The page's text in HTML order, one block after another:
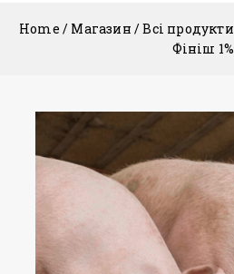
Home / Магазин /Всі продукти
Фініш 1%